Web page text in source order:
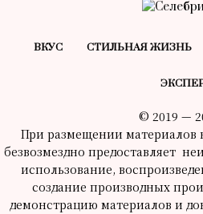
ВКУС СТИЛЬНАЯ ЖИЗНЬ
© 2019 —
При размещении материалов
безвозмездно предоставляет
использование,
создание производных
демонстрацию материалов и